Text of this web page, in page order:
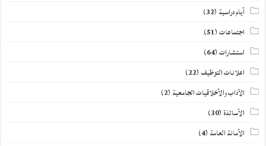
أيام دراسية (32)
اجتماعات(51)
استشارات(64)
اعلانات التوظيف (22)
الآداب والأخلاقيات الجامعية (2)
الأساتذة(30)
الأمانة العامة (4)